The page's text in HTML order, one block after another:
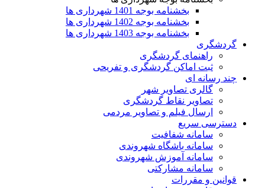
بخشنامه بوجه 1401 شهرداری ها
بخشنامه بوجه 1402 شهرداری ها
بخشنامه بوجه 1403 شهرداری ها
گردشگری
راهنمای گردشگری
ثبت اماکن گردشگری و تفریحی
چند رسانه ای
گالری تصاویر شهر
تصاویر نقاط گردشگری
ارسال فیلم و تصاویر مردمی
دسترسی سریع
سامانه شفافیت
سامانه باشگاه شهروندی
سامانه آموزش شهروندی
سامانه مشارکتی
قوانین و مقررات